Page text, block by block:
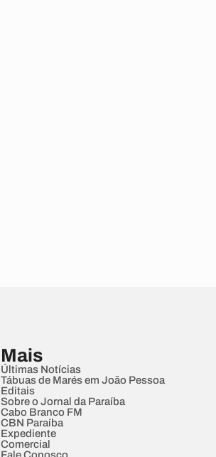
Mais
Últimas Notícias
Tábuas de Marés em João Pessoa
Editais
Sobre o Jornal da Paraíba
Cabo Branco FM
CBN Paraíba
Expediente
Comercial